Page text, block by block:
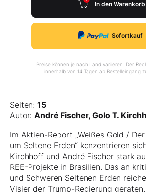
In den Warenkorb
Sofortkauf
Preise können je nach Land variieren. Der
innerhalb von 14 Tagen ab Bestelleingang
Seiten: 15
Autor: André Fischer, Golo T.
Im Aktien-Report „Weißes Gold /
um Seltene Erden“ konzentrieren
Kirchhoff und André Fischer stark
REE-Projekte in Brasilien. Das an
und Schweren Seltenen Erden
Visier der Trump-Regierung